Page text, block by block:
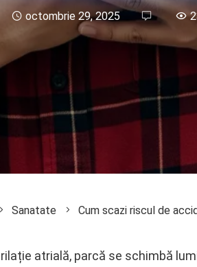
octombrie 29, 2025
Sanatate Cum scazi riscul de
atrială, parcă se schimbă